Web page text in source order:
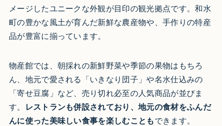
メージしたユニークな外観が目印の観光拠点です。和水
町の豊かな風土が育んだ新鮮な農産物や、手作りの特産
品が豊富に揃っています。
物産館では、朝採れの新鮮野菜や季節の果物はもちろ
ん、地元で愛される「いきなり団子」や名水仕込みの
「寄せ豆腐」など、売り切れ必至の人気商品が並びま
す。
レストランも併設されており、地元の食材をふんだ
んに使った美味しい食事を楽しむことも できます。